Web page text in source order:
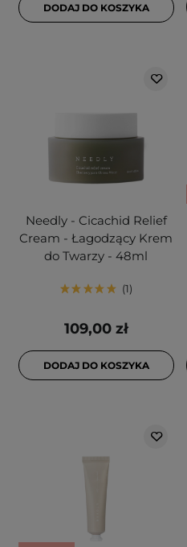
DODAJ DO KOSZYKA
Needly - Cicachid Relief
Cream - Łagodzący Krem
do Twarzy - 48ml
1
109,00 zł
DODAJ DO KOSZYKA